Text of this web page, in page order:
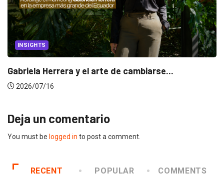
INSIGHTS
Gabriela Herrera y el arte de cambiarse...
2026/07/16
Deja un comentario
You must be logged in to post a comment.
RECENT POPULAR COMMENTS